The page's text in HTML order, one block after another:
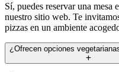
Sí, puedes reservar una mesa
nuestro sitio web. Te
pizzas en un ambiente
¿Ofrecen opciones